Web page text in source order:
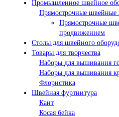
Промышленное швейное
Прямострочные
Прямострочные
продвижением
Столы для швейного
Товары для творчества
Наборы для вышивания
Наборы для вышивания
Флористика
Швейная фуртнитура
Кант
Косая бейка